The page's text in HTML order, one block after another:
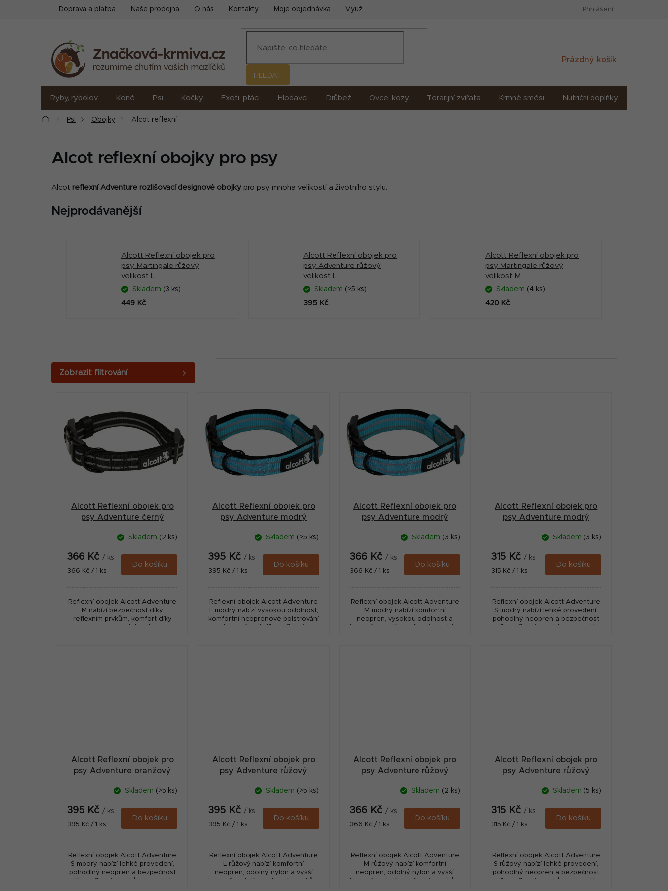
Doprava a platba Naše prodejna O nás Kontakty Moje objednávka Využití umělé inteligence (AI) Přihlášení
HLEDAT
Nákupní
Prázdný košík
Ryby, rybolov Koně Psi Kočky Exoti, ptáci Hlodavci Drůbež Ovce, kozy Terarijní zvířata Krmné směsi Nutriční doplňky
DomůPsi Obojky Alcot reflexní
Alcot reflexní obojky pro psy
Alcot reflexní Adventure rozlišovací designové obojky pro psy mnoha velikostí a životního stylu.
Nejprodávanější
Alcott Reflexní obojek pro
psy Martingale růžový
velikost L
Skladem (3 ks)
449 Kč
Alcott Reflexní obojek pro
psy Adventure růžový
velikost L
Skladem (>5 ks)
395 Kč
Alcott Reflexní obojek pro
psy Martingale růžový
velikost M
Skladem (4 ks)
420 Kč
o
Alcott Reflexní obojek pro
psy Adventure černý
Skladem (2 ks)
366 Kč / ks
Měrná
366 Kč / 1 ks
Do košíku
Reflexní obojek Alcott Adventure
M nabízí bezpečnost díky
reflexním prvkům, komfort díky
Alcott Reflexní obojek pro
psy Adventure modrý
Skladem (>5 ks)
395 Kč/ ks
Měrná
395 Kč / 1 ks
Do košíku
Reflexní obojek Alcott Adventure
L modrý nabízí vysokou odolnost,
komfortní neoprenové polstrování
Alcott Reflexní obojek pro
psy Adventure modrý
Skladem (3 ks)
366 Kč / ks
Měrná
366 Kč / 1 ks
Do košíku
Reflexní obojek Alcott Adventure
M modrý nabízí komfortní
neopren, vysokou odolnost a
Alcott Reflexní obojek pro
psy Adventure modrý
Skladem (3 ks)
315 Kč / ks
Měrná
315 Kč / 1 ks
Do košíku
Reflexní obojek Alcott Adventure
S modrý nabízí lehké provedení,
pohodlný neopren a bezpečnost
Alcott Reflexní obojek pro
psy Adventure oranžový
Skladem (>5 ks)
395 Kč / ks
Měrná
395 Kč / 1 ks
Do košíku
Reflexní obojek Alcott Adventure
S modrý nabízí lehké provedení,
pohodlný neopren a bezpečnost
díky reflexním prvkům pro malé
Alcott Reflexní obojek pro
psy Adventure růžový
Skladem (>5 ks)
395 Kč / ks
Měrná
395 Kč / 1 ks
Do košíku
Reflexní obojek Alcott Adventure
L růžový nabízí komfortní
neopren, odolný nylon a vyšší
bezpečnost díky reflexním prvkům
Alcott Reflexní obojek pro
psy Adventure růžový
Skladem (2 ks)
366 Kč / ks
Měrná
366 Kč / 1 ks
Do košíku
Reflexní obojek Alcott Adventure
M růžový nabízí komfortní
neopren, odolný nylon a vyšší
bezpečnost díky reflexním prvkům
Alcott Reflexní obojek pro
psy Adventure růžový
Skladem (5 ks)
315 Kč / ks
Měrná
315 Kč / 1 ks
Do košíku
Reflexní obojek Alcott Adventure
S růžový nabízí lehké provedení,
pohodlný neopren a bezpečnost
díky reflexním prvkům pro malé